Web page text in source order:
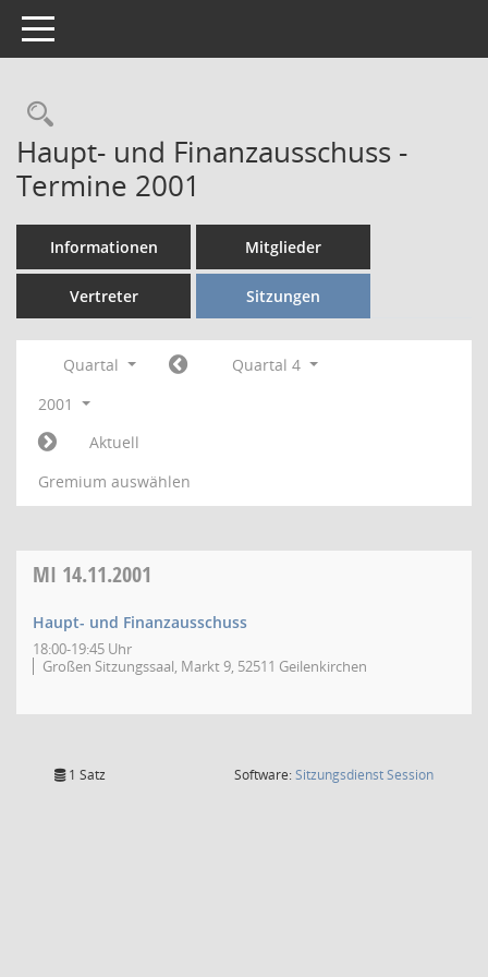
Toggle navigation
Rechercheauswahl
Haupt- und Finanzausschuss -
Termine 2001
Informationen Mitglieder
Vertreter Sitzungen
Quartal
Quartal 4
2001
Aktuell
Gremium auswählen
MI 14.11.2001
Haupt- und Finanzausschuss
18:00-19:45 Uhr
Großen Sitzungssaal, Markt 9, 52511 Geilenkirchen
1 Satz Software:SitzungsdienstSession(Wird in